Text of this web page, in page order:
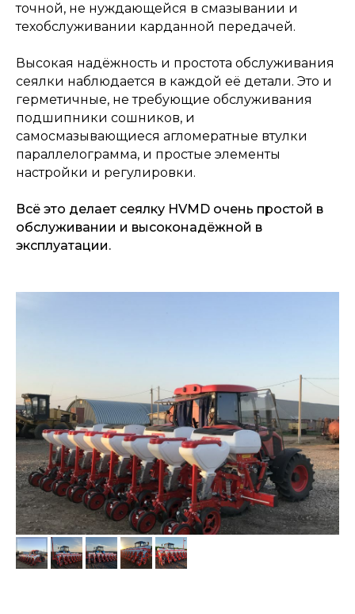
точной, не нуждающейся в смазывании и
техобслуживании карданной передачей.
Высокая надёжность и простота обслуживания
сеялки наблюдается в каждой её детали. Это и
герметичные, не требующие обслуживания
подшипники сошников, и
самосмазывающиеся агломератные втулки
параллелограмма, и простые элементы
настройки и регулировки.
Всё это делает сеялку HVMD очень простой в
обслуживании и высоконадёжной в
эксплуатации.